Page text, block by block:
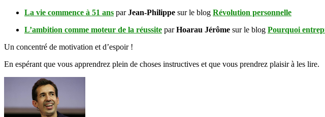
La vie commence à 51 ans parJean-Philippe sur le blog Révolution personnelle
L’ambition comme moteur de la réussite parHoarau Jérôme sur le blog Pourquoi
Un concentré de motivation et d’espoir !
En espérant que vous apprendrez plein de choses instructives et que vous prendrez plaisir à les lire.